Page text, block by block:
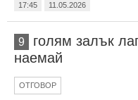
17:45 11.05.2026
9
голям залък
наемай
ОТГОВОР